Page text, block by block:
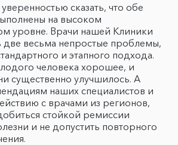
сказать, что обе
на высоком
уровне. Врачи нашей Клиники
две весьма непростые проблемы,
и этапного подхода.
человека хорошее, и
существенно улучшилось. А
наших специалистов и
с врачами из регионов,
стойкой ремиссии
и не допустить повторного